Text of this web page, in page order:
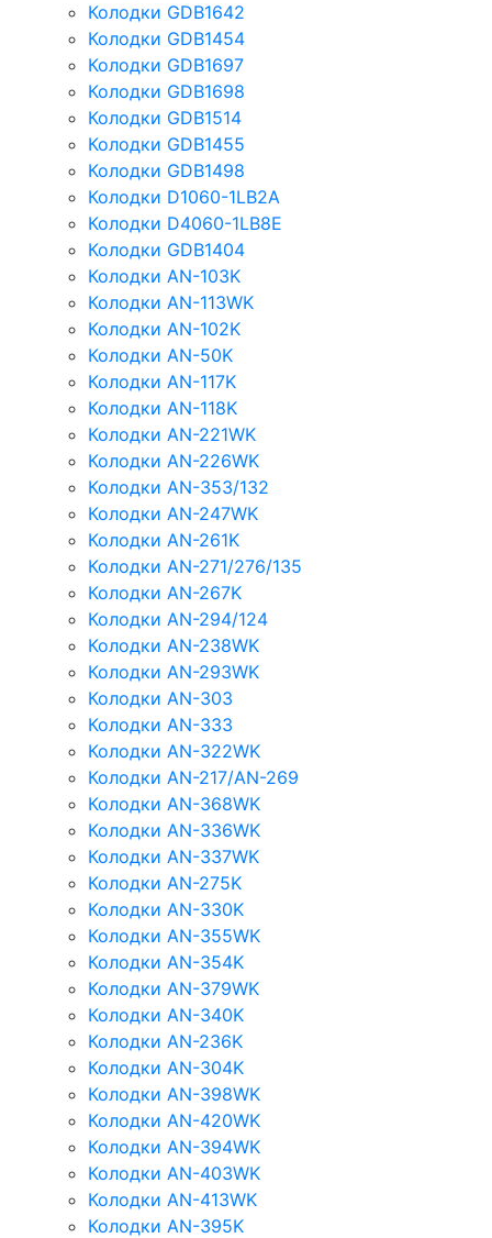
Колодки GDB1642
Колодки GDB1454
Колодки GDB1697
Колодки GDB1698
Колодки GDB1514
Колодки GDB1455
Колодки GDB1498
Колодки D1060-1LB2A
Колодки D4060-1LB8E
Колодки GDB1404
Колодки AN-103K
Колодки AN-113WK
Колодки AN-102K
Колодки AN-50K
Колодки AN-117K
Колодки AN-118K
Колодки AN-221WK
Колодки AN-226WK
Колодки AN-353/132
Колодки AN-247WK
Колодки AN-261K
Колодки AN-271/276/135
Колодки AN-267K
Колодки AN-294/124
Колодки AN-238WK
Колодки AN-293WK
Колодки AN-303
Колодки AN-333
Колодки AN-322WK
Колодки AN-217/AN-269
Колодки AN-368WK
Колодки AN-336WK
Колодки AN-337WK
Колодки AN-275K
Колодки AN-330K
Колодки AN-355WK
Колодки AN-354K
Колодки AN-379WK
Колодки AN-340K
Колодки AN-236K
Колодки AN-304K
Колодки AN-398WK
Колодки AN-420WK
Колодки AN-394WK
Колодки AN-403WK
Колодки AN-413WK
Колодки AN-395K